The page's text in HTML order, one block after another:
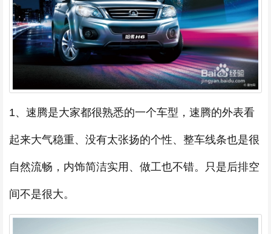
1、速腾是大家都很熟悉的一个车型，速腾的外表看
起来大气稳重、没有太张扬的个性、整车线条也是很
自然流畅，内饰简洁实用、做工也不错。只是后排空
间不是很大。